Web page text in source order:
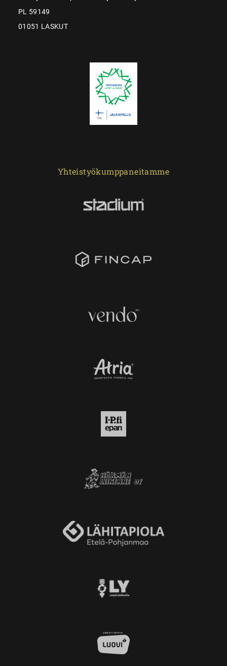
PL 59149
01051 LASKUT
Yhteistyökumppaneitamme